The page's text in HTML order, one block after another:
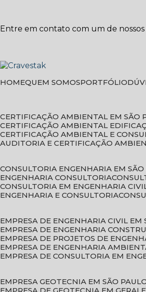
Entre em contato com um de nossos
HOME QUEM SOMOS PORTFÓLIO
CERTIFICAÇÃO AMBIENTAL EM SÃO
CERTIFICAÇÃO AMBIENTAL
CERTIFICAÇÃO AMBIENTAL E
AUDITORIA E CERTIFICAÇÃO
CONSULTORIA ENGENHARIA EM
ENGENHARIA CONSULTORIA
CONSULTORIA EM ENGENHARIA
ENGENHARIA E CONSULTORIA
EMPRESA DE ENGENHARIA CIVIL EM
EMPRESA DE ENGENHARIA
EMPRESA DE PROJETOS DE
EMPRESA DE ENGENHARIA
EMPRESA DE CONSULTORIA EM
EMPRESA GEOTECNIA EM SÃO